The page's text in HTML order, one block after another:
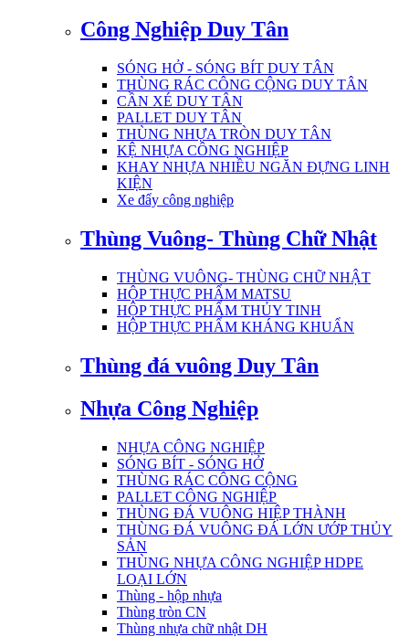
Công Nghiệp Duy Tân
SÓNG HỞ - SÓNG BÍT DUY TÂN
THÙNG RÁC CÔNG CỘNG DUY TÂN
CẦN XÉ DUY TÂN
PALLET DUY TÂN
THÙNG NHỰA TRÒN DUY TÂN
KỆ NHỰA CÔNG NGHIỆP
KHAY NHỰA NHIỀU NGĂN ĐỰNG LINH
KIỆN
Xe đẩy công nghiệp
Thùng Vuông- Thùng Chữ Nhật
THÙNG VUÔNG- THÙNG CHỮ NHẬT
HỘP THỰC PHẨM MATSU
HỘP THỰC PHẨM THỦY TINH
HỘP THỰC PHẨM KHÁNG KHUẨN
Thùng đá vuông Duy Tân
Nhựa Công Nghiệp
NHỰA CÔNG NGHIỆP
SÓNG BÍT - SÓNG HỞ
THÙNG RÁC CÔNG CỘNG
PALLET CÔNG NGHIỆP
THÙNG ĐÁ VUÔNG HIỆP THÀNH
THÙNG ĐÁ VUÔNG ĐÁ LỚN ƯỚP THỦY
SẢN
THÙNG NHỰA CÔNG NGHIỆP HDPE
LOẠI LỚN
Thùng - hộp nhựa
Thùng tròn CN
Thùng nhựa chữ nhật DH